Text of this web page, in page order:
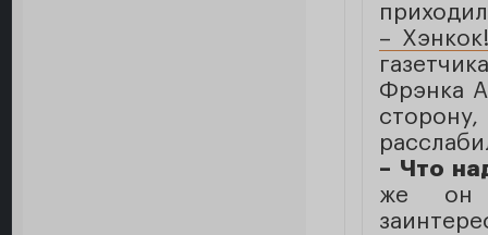
–
Фрэнка
– Что
же он